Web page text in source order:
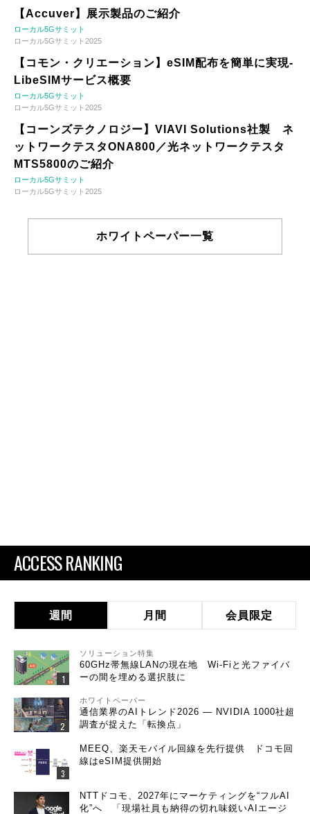
【Accuver】展示製品のご紹介
ローカル5Gサミット
ローカル5Gサミット2025
【コモン・クリエーション】eSIM配布を簡単に実現-
LibeSIMサービス概要
ローカル5Gサミット
ローカル5Gサミット2025
【コーンズテクノロジー】VIAVI Solutions社製 ネ
ットワークテスタONA800／光ネットワークテスタ
MTS5800のご紹介
ローカル5Gサミット
ローカル5Gサミット2025
ホワイトペーパー一覧
ACCESS RANKING
週間 月間 会員限定
ソリューション特集
60GHz帯無線LANの現在地 Wi-Fiと光ファイバ
ーの間を埋める選択肢に
ホワイトペーパー
通信業界のAIトレンド2026 ― NVIDIA 1000社超
調査が捉えた「転換点」
MEEQ、楽天モバイル回線を先行提供 ドコモ回
線はeSIM提供開始
NTTドコモ、2027年にマーケティングを“フルAI
化”へ 「現場社員も納得の切れ味鋭いAIエージ